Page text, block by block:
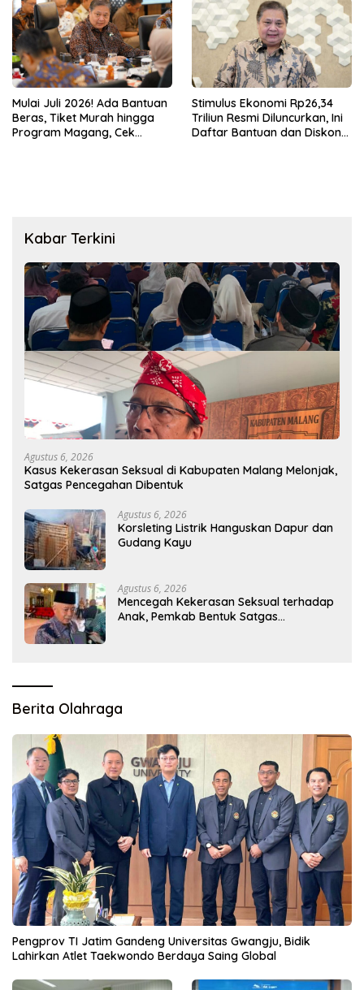
UMKM kepada Masyarakat
Mulai Juli 2026! Ada Bantuan
Beras, Tiket Murah hingga
Program Magang, Cek
Stimulus Ekonomi Rp26,34
Triliun Resmi Diluncurkan, Ini
Daftar Bantuan dan Diskon
Kabar Terkini
Agustus 6, 2026
Kasus Kekerasan Seksual di Kabupaten Malang Melonjak,
Satgas Pencegahan Dibentuk
Agustus 6, 2026
Korsleting Listrik Hanguskan Dapur dan
Gudang Kayu
Agustus 6, 2026
Mencegah Kekerasan Seksual terhadap
Anak, Pemkab Bentuk Satgas
Berita Olahraga
Pengprov TI Jatim Gandeng Universitas Gwangju, Bidik
Lahirkan Atlet Taekwondo Berdaya Saing Global